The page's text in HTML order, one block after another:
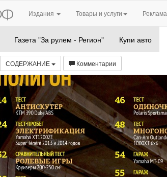
Издания Товары и услуги Реклама
Газета "За рулем - Регион" Купи авто
СОДЕРЖАНИЕ Комментарии